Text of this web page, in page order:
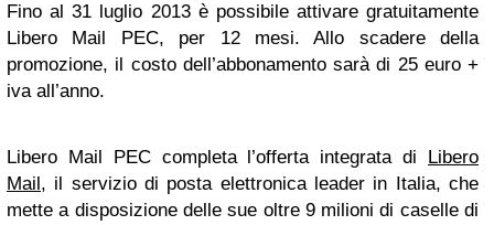
Fino al 31 luglio 2013 è possibile attivare gratuitamente
Libero Mail PEC, per 12 mesi. Allo scadere della
promozione, il costo dell’abbonamento sarà di 25 euro +
iva all’anno.
Libero Mail PECcompleta l’offerta integrata di Libero
Mail, il servizio di posta elettronica leader in Italia, che
mette a disposizione delle sue oltre 9 milioni di caselle di